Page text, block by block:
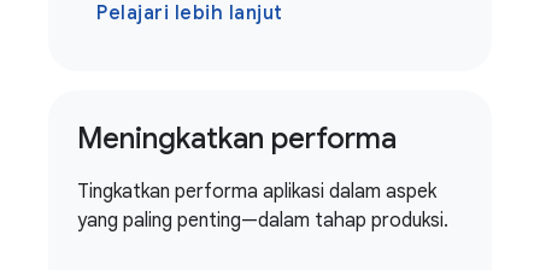
Pelajari lebih lanjut
Meningkatkan performa
Tingkatkan performa aplikasi dalam aspek
yang paling penting—dalam tahap produksi.